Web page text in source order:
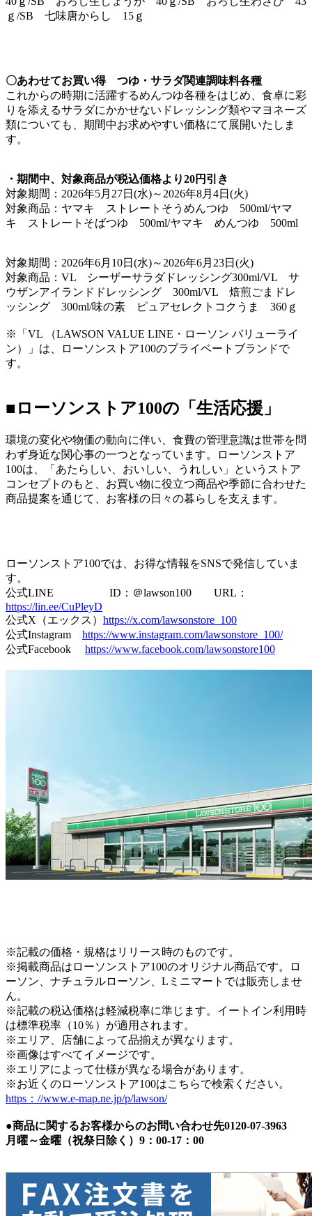
ｇ/SB 七味唐からし 15ｇ
〇あわせてお買い得 つゆ・サラダ関連調味料各種
これからの時期に活躍するめんつゆ各種をはじめ、食卓に彩
りを添えるサラダにかかせないドレッシング類やマヨネーズ
類についても、期間中お求めやすい価格にて展開いたしま
す。
・期間中、対象商品が税込価格より20円引き
対象期間：2026年5月27日(水)～2026年8月4日(火)
対象商品：ヤマキ ストレートそうめんつゆ 500ml/ヤマ
キ ストレートそばつゆ 500ml/ヤマキ めんつゆ 500ml
対象期間：2026年6月10日(水)～2026年6月23日(火)
対象商品：VL シーザーサラダドレッシング300ml/VL サ
ウザンアイランドドレッシング 300ml/VL 焙煎ごまドレ
ッシング 300ml/味の素 ピュアセレクトコクうま 360ｇ
※「VL （LAWSON VALUE LINE・ローソン バリューライ
ン）」は、ローソンストア100のプライベートブランドで
す。
■ローソンストア100の「生活応援」
環境の変化や物価の動向に伴い、食費の管理意識は世帯を問
わず身近な関心事の一つとなっています。ローソンストア
100は、「あたらしい、おいしい、うれしい」というストア
コンセプトのもと、お買い物に役立つ商品や季節に合わせた
商品提案を通じて、お客様の日々の暮らしを支えます。
ローソンストア100では、お得な情報をSNSで発信していま
す。
公式LINE ID：＠lawson100 URL：
https://lin.ee/CuPleyD
公式X（エックス） https://x.com/lawsonstore_100
公式Instagram https://www.instagram.com/lawsonstore_100/
公式Facebook https://www.facebook.com/lawsonstore100
※記載の価格・規格はリリース時のものです。
※掲載商品はローソンストア100のオリジナル商品です。ロ
ーソン、ナチュラルローソン、Lミニマートでは販売しませ
ん。
※記載の税込価格は軽減税率に準じます。イートイン利用時
は標準税率（10％）が適用されます。
※エリア、店舗によって品揃えが異なります。
※画像はすべてイメージです。
※エリアによって仕様が異なる場合があります。
※お近くのローソンストア100はこちらで検索ください。
https：//www.e-map.ne.jp/p/lawson/
●商品に関するお客様からのお問い合わせ先0120-07-3963
月曜～金曜（祝祭日除く）9：00-17：00